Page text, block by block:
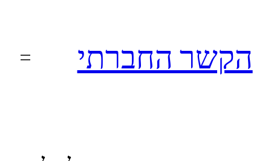
הקשר החברתי